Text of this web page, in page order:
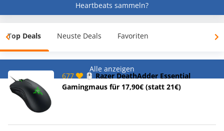
Heartbeats sammeln?
Top Deals Neuste Deals Favoriten
Alle anzeigen
677
🖱️ Razer DeathAdder Essential
Gamingmaus für 17,90€ (statt 21€)